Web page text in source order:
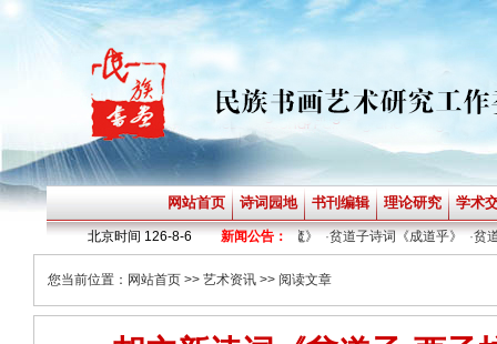
网站首页 诗词园地 书刊编辑 理论研究 学术
北京时间 126-8-6 新闻公告：
贫道子诗词《暗夜乎》·贫道子诗词《斩魔》· 贫道子诗词《成道乎》· 贫道
您当前位置： 网站首页 >> 艺术资讯 >> 阅读文章